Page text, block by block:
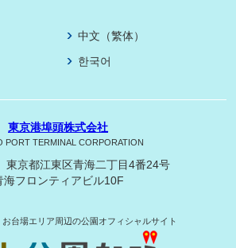
中文（繁体）
한국어
東京港埠頭株式会社
PORT TERMINAL CORPORATION
京都江東区青海二丁目4番24号
海フロンティアビル10F
お台場エリア周辺の公園オフィシャルサイト